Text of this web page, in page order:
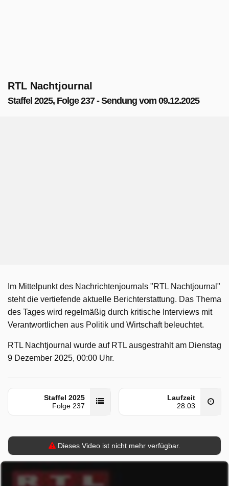
RTL Nachtjournal
Staffel 2025, Folge 237 - Sendung vom 09.12.2025
Im Mittelpunkt des Nachrichtenjournals "RTL Nachtjournal"
steht die vertiefende aktuelle Berichterstattung. Das Thema
des Tages wird regelmäßig durch kritische Interviews mit
Verantwortlichen aus Politik und Wirtschaft beleuchtet.
RTL Nachtjournal wurde auf RTL ausgestrahlt am Dienstag
9 Dezember 2025, 00:00 Uhr.
Staffel 2025
Folge 237
Laufzeit
28:03
Dieses Video ist nicht mehr verfügbar.